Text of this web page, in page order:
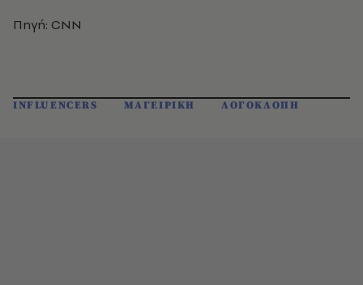
Πηγή: CNN
INFLUENCERS ΜΑΓΕΙΡΙΚΗ ΛΟΓΟΚΛΟΠΗ